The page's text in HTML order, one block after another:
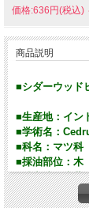
価格:636円(税込)
商品説明
■シダーウッド
■生産地：イン
■学術名：
■科名：マツ科
■採油部位：木
■抽出法：水蒸
■ノート：ミド